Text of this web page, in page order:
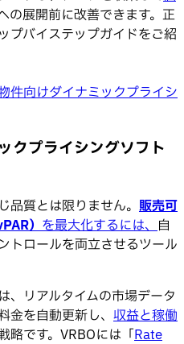
の展開前に改善できます。正
プバイステップガイドをご紹
件向けダイナミックプライシ
クプライシングソフト
質とは限りません。 販売可
）を最大化するには、自
トロールを両立させるツール
、リアルタイムの市場データ
を自動更新し、 収益と稼働
略です。VRBOには「Rate